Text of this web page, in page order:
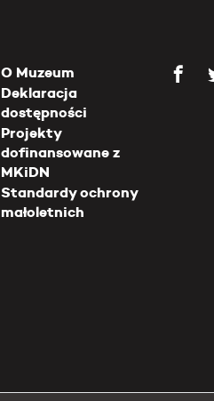
O Muzeum
Deklaracja
dostępności
Projekty
dofinansowane z
MKiDN
Standardy ochrony
małoletnich